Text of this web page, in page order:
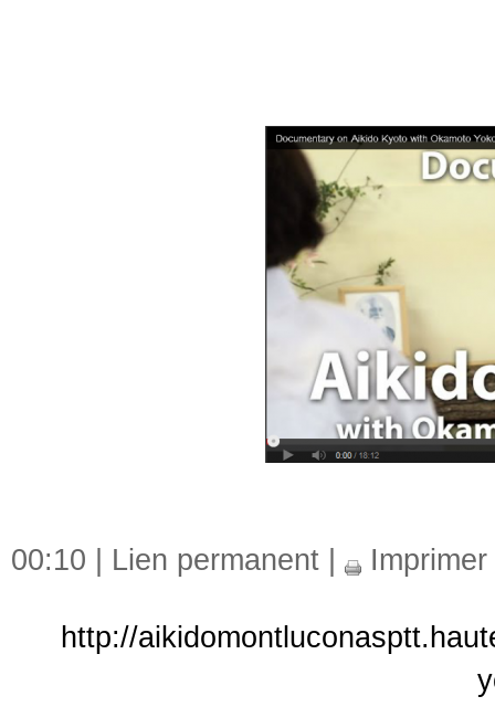
00:10 | Lien permanent Imprimer
http://